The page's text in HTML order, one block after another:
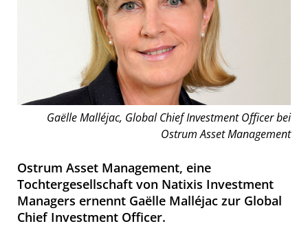
Gaëlle Malléjac, Global Chief Investment Officer bei
Ostrum Asset Management
Ostrum Asset Management, eine
Tochtergesellschaft von Natixis Investment
Managers ernennt Gaëlle Malléjac zur Global
Chief Investment Officer.